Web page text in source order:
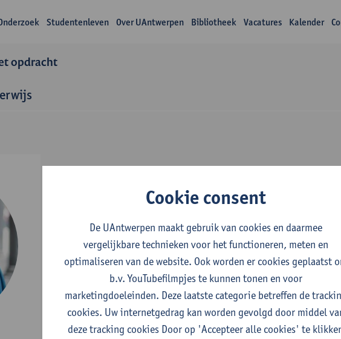
Studentenleven Over UAntwerpen Bibliotheek Vacatures Kalender
opdracht
Over Eddy Laveren
Afdeling
Departement Accountancy en Financiering
Cookie consent
De UAntwerpen maakt gebruik van cookies en daarmee
vergelijkbare technieken voor het functioneren, meten en
optimaliseren van de website. Ook worden er cookies geplaatst
b.v. YouTubefilmpjes te kunnen tonen en voor
marketingdoeleinden. Deze laatste categorie betreffen de
cookies. Uw internetgedrag kan worden gevolgd door middel
deze tracking cookies Door op 'Accepteer alle cookies' te